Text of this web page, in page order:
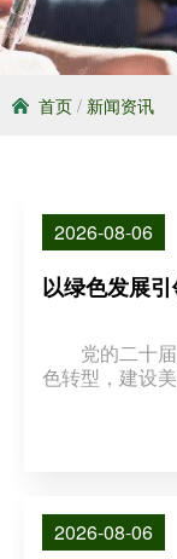
首页 / 新闻资讯
2026-08-06
以绿色发展
党的二十届
色转型，建设
2026-08-06